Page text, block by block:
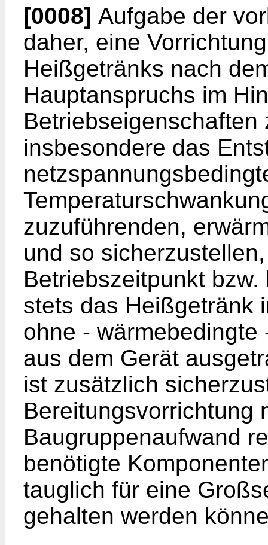
[0008] Aufgabe der
daher, eine
Heißgetränks nach
Hauptanspruchs im
insbesondere das
zuzuführenden,
und so
Betriebszeitpunkt
stets das Heißgetränk
ohne -
aus dem Gerät
ist zusätzlich
Bereitungsvorrichtung
Baugruppenaufwand
benötigte
tauglich für eine
gehalten werden